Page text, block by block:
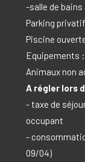
-salle de
Parking privatif
Piscine
Equipements
Animaux non
A régler lors
- taxe de
occupant
-
09/04)